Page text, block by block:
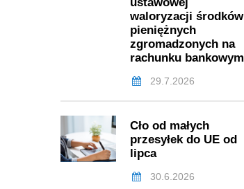
waloryzacji środków
pieniężnych
zgromadzonych na
rachunku bankowym
29.7.2026
Cło od małych
przesyłek do UE od
lipca
30.6.2026